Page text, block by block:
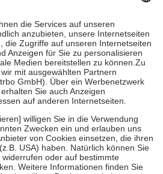
jedoch nie mehr als die tatsächlichen
auch für Online-Apotheken.
Krankenpflege beträgt die
Kosten sowie zehn Euro je
für ihre eigene Gesundheit zu
Stellung der Familie zu unterstützen,
bei:
bis zum vollendeten 18. Lebensjahr
und Früherkennung, die von der